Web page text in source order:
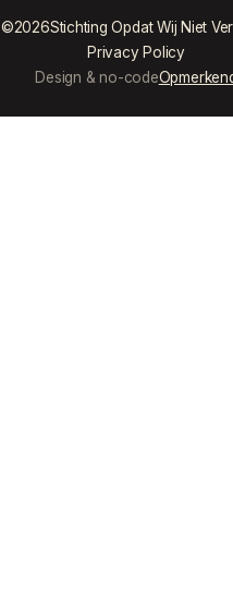
©2026Stichting Opdat Wij Niet
Privacy Policy
Design & no-code